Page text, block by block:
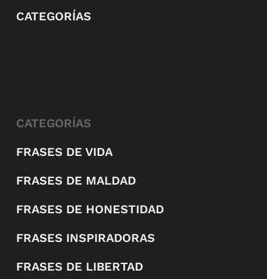
CATEGORÍAS
CATEGORÍAS
FRASES DE VIDA
FRASES DE MALDAD
FRASES DE HONESTIDAD
FRASES INSPIRADORAS
FRASES DE LIBERTAD